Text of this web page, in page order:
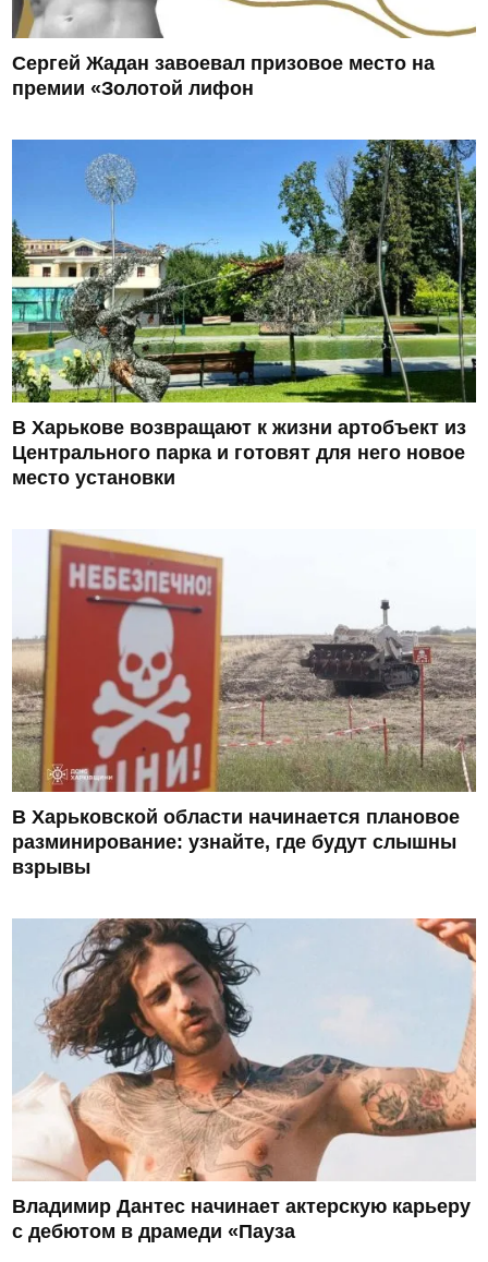
Сергей Жадан завоевал призовое место на
премии «Золотой лифон
В Харькове возвращают к жизни артобъект из
Центрального парка и готовят для него новое
место установки
В Харьковской области начинается плановое
разминирование: узнайте, где будут слышны
взрывы
Владимир Дантес начинает актерскую карьеру
с дебютом в драмеди «Пауза